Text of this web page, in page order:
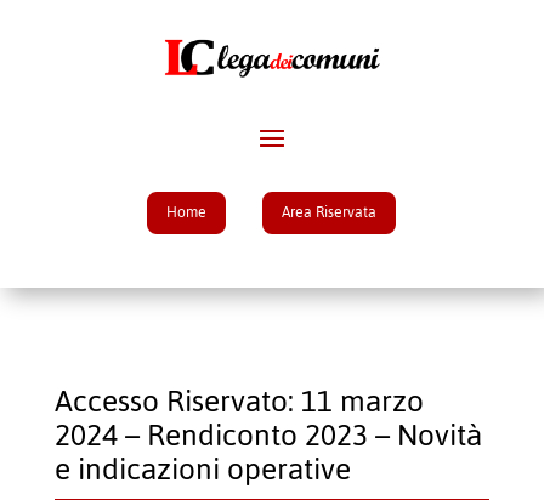
Home Area Riservata
Accesso Riservato: 11 marzo
2024 – Rendiconto 2023 – Novità
e indicazioni operative